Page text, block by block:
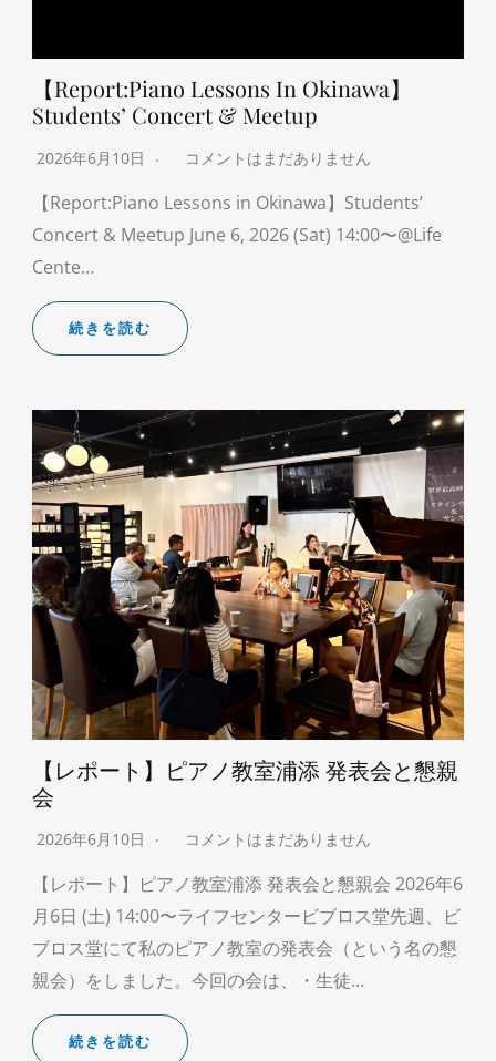
【Report:Piano Lessons In Okinawa】
Students’ Concert & Meetup
2026年6月10日 コメントはまだありません
【Report:Piano Lessons in Okinawa】Students’
Concert & Meetup June 6, 2026 (Sat) 14:00〜@Life
Cente…
続きを読む
【レポート】ピアノ教室浦添 発表会と懇親
会
2026年6月10日 コメントはまだありません
【レポート】ピアノ教室浦添 発表会と懇親会 2026年6
月6日 (土) 14:00〜ライフセンタービブロス堂先週、ビ
ブロス堂にて私のピアノ教室の発表会（という名の懇
親会）をしました。今回の会は、・生徒…
続きを読む